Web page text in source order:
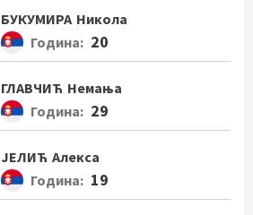
БУКУМИРА Никола
Година: 20
ГЛАВЧИЋ Немања
Година: 29
ЈЕЛИЋ Алекса
Година: 19